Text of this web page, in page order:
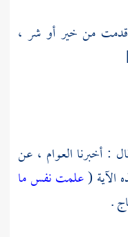
من خير أو شر ،
: أخبرنا العوام ، عن
الآية (علمت نفس ما
.